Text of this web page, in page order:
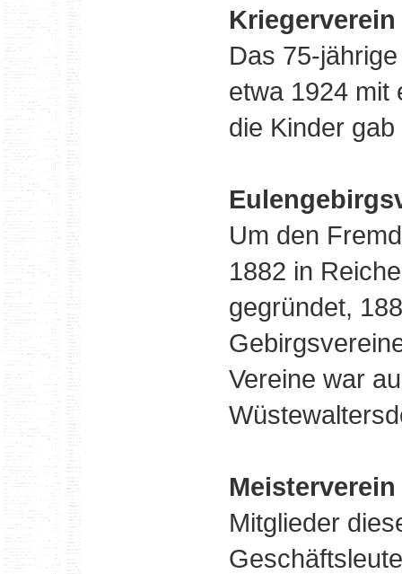
Kriegerverein
Das 75-
etwa 1924 mit
die Kinder
Um den
1882 in
gegründet,
Vereine war
Meisterverein
Mitglieder